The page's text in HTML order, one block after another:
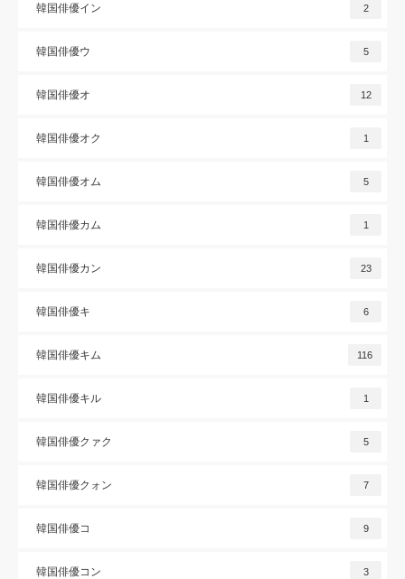
韓国俳優イン 2
韓国俳優ウ 5
韓国俳優オ 12
韓国俳優オク 1
韓国俳優オム 5
韓国俳優カム 1
韓国俳優カン 23
韓国俳優キ 6
韓国俳優キム 116
韓国俳優キル 1
韓国俳優クァク 5
韓国俳優クォン 7
韓国俳優コ 9
韓国俳優コン 3